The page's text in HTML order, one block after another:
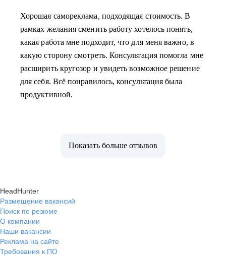
Хорошая самореклама, подходящая стоимость. В
рамках желания сменить работу хотелось понять,
какая работа мне подходит, что для меня важно, в
какую сторону смотреть. Консультация помогла мне
расширить кругозор и увидеть возможное решение
для себя. Всё понравилось, консультация была
продуктивной.
Показать больше отзывов
HeadHunter
Размещение вакансий
Поиск по резюме
О компании
Наши вакансии
Реклама на сайте
Требования к ПО